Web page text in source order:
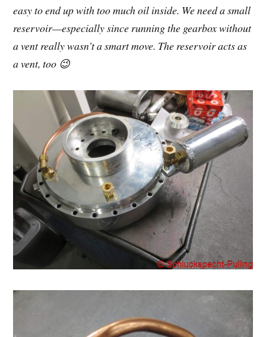
easy to end up with too much oil inside. We need a small
reservoir—especially since running the gearbox without
a vent really wasn’t a smart move. The reservoir acts as
a vent, too 😉